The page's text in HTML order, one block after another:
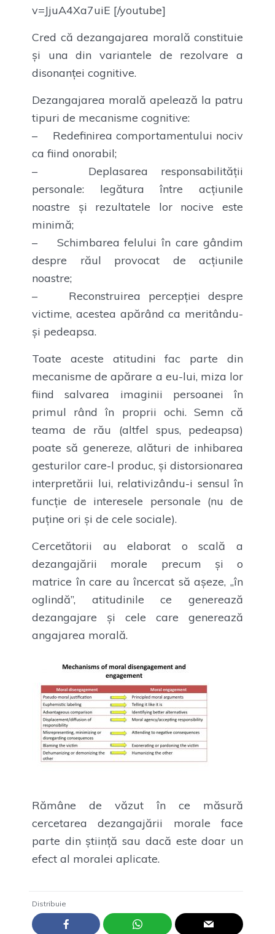
v=JjuA4Xa7uiE [/youtube]
Cred că dezangajarea morală constituie
și una din variantele de rezolvare a
disonanței cognitive.
Dezangajarea morală apelează la patru
tipuri de mecanisme cognitive:
– Redefinirea comportamentului nociv
ca fiind onorabil;
– Deplasarea responsabilității
personale: legătura între acțiunile
noastre și rezultatele lor nocive este
minimă;
– Schimbarea felului în care gândim
despre răul provocat de acțiunile
noastre;
– Reconstruirea percepției despre
victime, acestea apărând ca meritându-
și pedeapsa.
Toate aceste atitudini fac parte din
mecanisme de apărare a eu-lui, miza lor
fiind salvarea imaginii persoanei în
primul rând în proprii ochi. Semn că
teama de rău (altfel spus, pedeapsa)
poate să genereze, alături de inhibarea
gesturilor care-l produc, și distorsionarea
interpretării lui, relativizându-i sensul în
funcție de interesele personale (nu de
puține ori și de cele sociale).
Cercetătorii au elaborat o scală a
dezangajării morale precum și o
matrice în care au încercat să așeze, „în
oglindă”, atitudinile ce generează
dezangajare și cele care generează
angajarea morală.
Rămâne de văzut în ce măsură
cercetarea dezangajării morale face
parte din știință sau dacă este doar un
efect al moralei aplicate.
Distribuie